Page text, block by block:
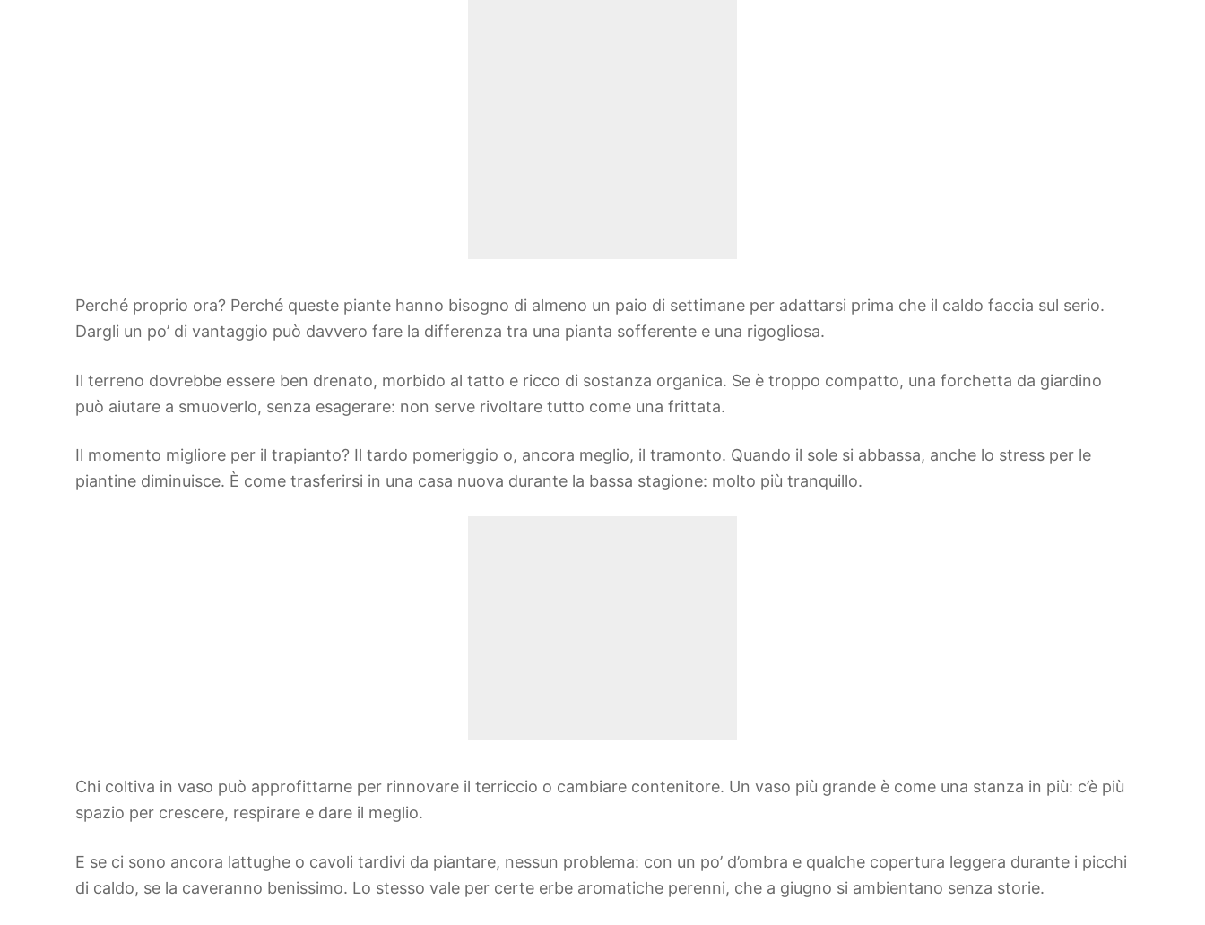
Perché proprio ora? Perché queste piante hanno bisogno di almeno un paio di settimane per adattarsi prima che il caldo faccia sul serio.
Dargli un po’ di vantaggio può davvero fare la differenza tra una pianta sofferente e una rigogliosa.
Il terreno dovrebbe essere ben drenato, morbido al tatto e ricco di sostanza organica. Se è troppo compatto, una forchetta da giardino
può aiutare a smuoverlo, senza esagerare: non serve rivoltare tutto come una frittata.
Il momento migliore per il trapianto? Il tardo pomeriggio o, ancora meglio, il tramonto. Quando il sole si abbassa, anche lo stress per le
piantine diminuisce. È come trasferirsi in una casa nuova durante la bassa stagione: molto più tranquillo.
Chi coltiva in vaso può approfittarne per rinnovare il terriccio o cambiare contenitore. Un vaso più grande è come una stanza in più: c’è più
spazio per crescere, respirare e dare il meglio.
E se ci sono ancora lattughe o cavoli tardivi da piantare, nessun problema: con un po’ d’ombra e qualche copertura leggera durante i picchi
di caldo, se la caveranno benissimo. Lo stesso vale per certe erbe aromatiche perenni, che a giugno si ambientano senza storie.